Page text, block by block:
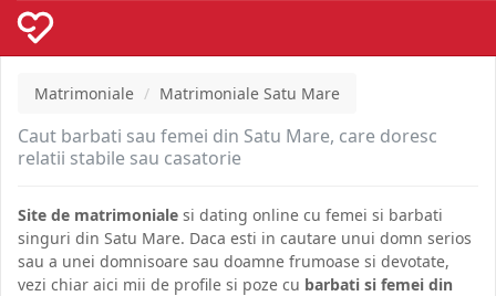
Matrimoniale Matrimoniale Satu Mare
Caut barbati sau femei din Satu Mare, care doresc
relatii stabile sau casatorie
Site de matrimoniale si dating online cu femei si barbati
singuri din Satu Mare. Daca esti in cautare unui domn serios
sau a unei domnisoare sau doamne frumoase si devotate,
vezi chiar aici mii de profile si poze cu barbati si femei din